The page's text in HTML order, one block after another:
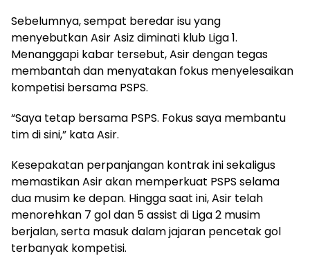
Sebelumnya, sempat beredar isu yang
menyebutkan Asir Asiz diminati klub Liga 1.
Menanggapi kabar tersebut, Asir dengan tegas
membantah dan menyatakan fokus menyelesaikan
kompetisi bersama PSPS.
“Saya tetap bersama PSPS. Fokus saya membantu
tim di sini,” kata Asir.
Kesepakatan perpanjangan kontrak ini sekaligus
memastikan Asir akan memperkuat PSPS selama
dua musim ke depan. Hingga saat ini, Asir telah
menorehkan 7 gol dan 5 assist di Liga 2 musim
berjalan, serta masuk dalam jajaran pencetak gol
terbanyak kompetisi.